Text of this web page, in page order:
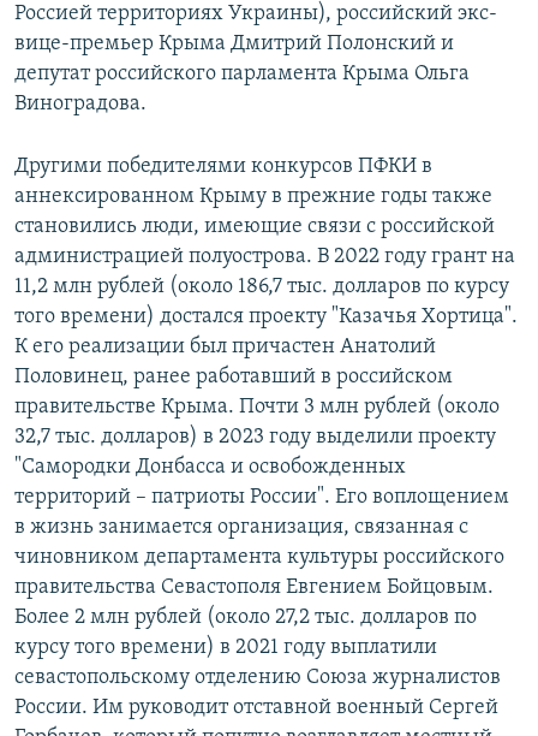
Россией территориях Украины), российский экс-
вице-премьер Крыма Дмитрий Полонский и
депутат российского парламента Крыма Ольга
Виноградова.
Другими победителями конкурсов ПФКИ в
аннексированном Крыму в прежние годы также
становились люди, имеющие связи с российской
администрацией полуострова. В 2022 году грант на
11,2 млн рублей (около 186,7 тыс. долларов по курсу
того времени) достался проекту "Казачья Хортица".
К его реализации был причастен Анатолий
Половинец, ранее работавший в российском
правительстве Крыма. Почти 3 млн рублей (около
32,7 тыс. долларов) в 2023 году выделили проекту
"Самородки Донбасса и освобожденных
территорий – патриоты России". Его воплощением
в жизнь занимается организация, связанная с
чиновником департамента культуры российского
правительства Севастополя Евгением Бойцовым.
Более 2 млн рублей (около 27,2 тыс. долларов по
курсу того времени) в 2021 году выплатили
севастопольскому отделению Союза журналистов
России. Им руководит отставной военный Сергей